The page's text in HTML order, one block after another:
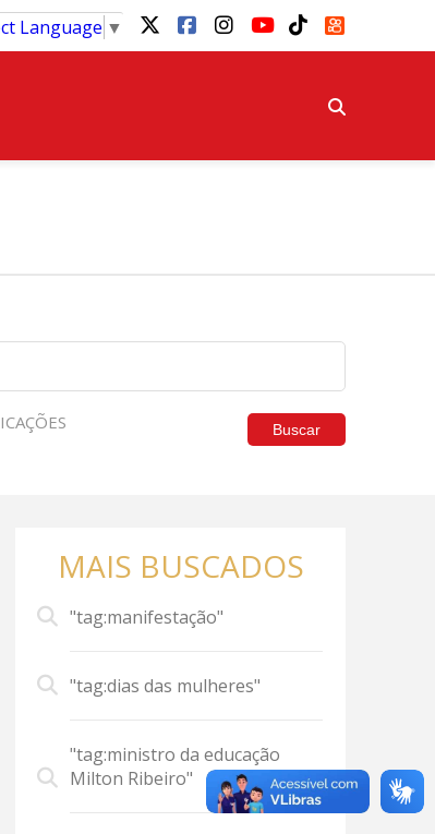
Language ▼
Buscar
MAIS BUSCADOS
"tag:manifestação"
"tag:dias das mulheres"
"tag:ministro da educação
Milton Ribeiro"